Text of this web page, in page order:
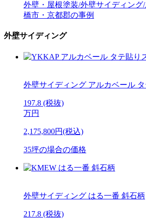
外壁・屋根塗装/外壁サイディング
橋市・京都郡の事例
外壁サイディング
外壁サイディング アルカベール
197.8 (税抜)
万円
2,175,800円(税込)
35坪の場合の価格
外壁サイディング はる一番 斜石柄
217.8 (税抜)